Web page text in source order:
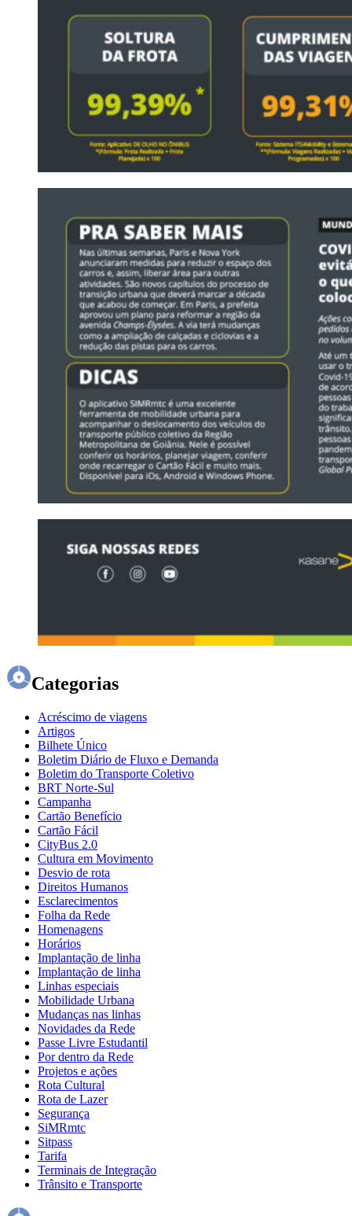
Categorias
Acréscimo de viagens
Artigos
Bilhete Único
Boletim Diário de Fluxo e Demanda
Boletim do Transporte Coletivo
BRT Norte-Sul
Campanha
Cartão Benefício
Cartão Fácil
CityBus 2.0
Cultura em Movimento
Desvio de rota
Direitos Humanos
Esclarecimentos
Folha da Rede
Homenagens
Horários
Implantação de linha
Implantação de linha
Linhas especiais
Mobilidade Urbana
Mudanças nas linhas
Novidades da Rede
Passe Livre Estudantil
Por dentro da Rede
Projetos e ações
Rota Cultural
Rota de Lazer
Segurança
SiMRmtc
Sitpass
Tarifa
Terminais de Integração
Trânsito e Transporte